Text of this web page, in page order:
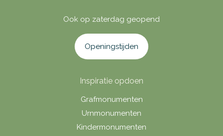
Ook op zaterdag geopend
Openingstijden
Inspiratie opdoen
Grafmonumenten
Urnmonumenten
Kindermonumenten